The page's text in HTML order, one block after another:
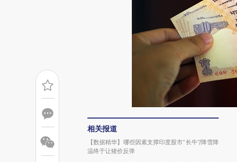
相关报道
【数据精华】哪些因素支撑印度股市“长牛”/降雪降
温终于让猪价反弹